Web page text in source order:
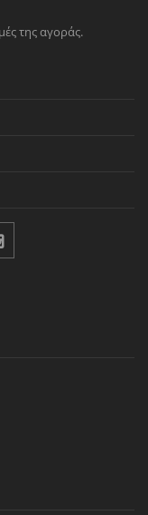
της αγοράς.